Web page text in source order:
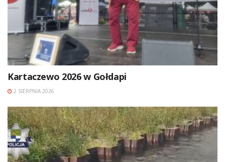
Kartaczewo 2026 w Gołdapi
2 SIERPNIA 2026